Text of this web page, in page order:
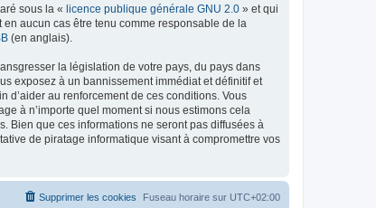
sous la « licence publique générale GNU 2.0 » et qui
aucun cas être tenu comme responsable de la
(en anglais).
la législation de votre pays, du pays dans
exposez à un bannissement immédiat et définitif et
d’aider au renforcement de ces conditions. Vous
à n’importe quel moment si nous estimons cela
Bien que ces informations ne seront pas diffusées à
de piratage informatique visant à compromettre vos
Fuseau horaire sur UTC+02:00
Supprimer les cookies